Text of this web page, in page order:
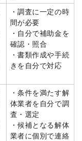
・調査に一定の時
間が必要
・自分で補助金を
確認・照合
・書類作成や手続
きを自分で対応
・条件を満たす解
体業者を自分で調
査・選定
・候補となる解体
業者に個別で連絡